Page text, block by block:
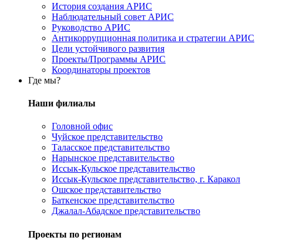
История создания АРИС
Наблюдательный совет АРИС
Руководство АРИС
Антикоррупционная политика и стратегии АРИС
Цели устойчивого развития
Проекты/Программы АРИС
Координаторы проектов
Где мы?
Наши филиалы
Головной офис
Чуйское представительство
Таласское представительство
Нарынское представительство
Иссык-Кульское представительство
Иссык-Кульское представительство, г. Каракол
Ошское представительство
Баткенское представительство
Джалал-Абадское представительство
Проекты по регионам